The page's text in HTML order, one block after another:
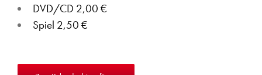
DVD/CD 2,00 €
Spiel 2,50 €